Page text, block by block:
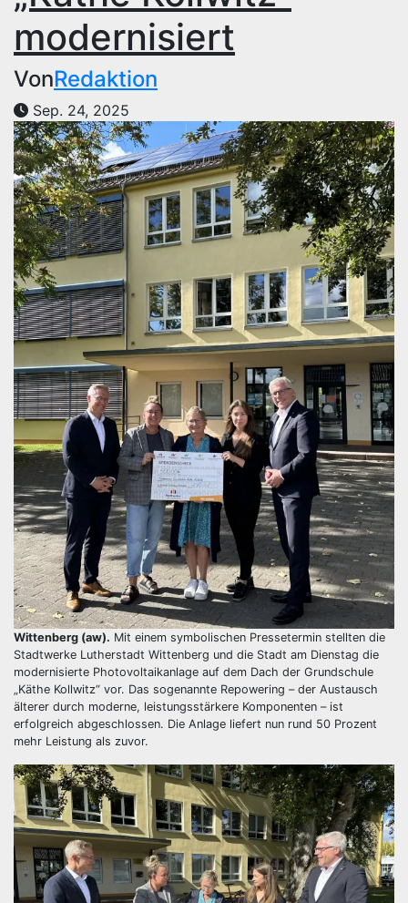
modernisiert
VonRedaktion
Sep. 24, 2025
Wittenberg (aw). Mit einem symbolischen Pressetermin stellten die
Stadtwerke Lutherstadt Wittenberg und die Stadt am Dienstag die
modernisierte Photovoltaikanlage auf dem Dach der Grundschule
„Käthe Kollwitz“ vor. Das sogenannte Repowering – der Austausch
älterer durch moderne, leistungsstärkere Komponenten – ist
erfolgreich abgeschlossen. Die Anlage liefert nun rund 50 Prozent
mehr Leistung als zuvor.